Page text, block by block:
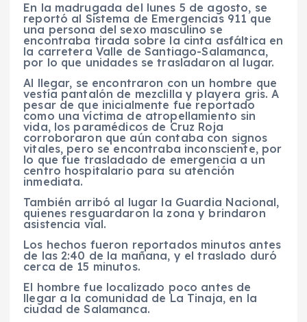
En la madrugada del lunes 5 de agosto, se
reportó al Sistema de Emergencias 911 que
una persona del sexo masculino se
encontraba tirada sobre la cinta asfáltica en
la carretera Valle de Santiago-Salamanca,
por lo que unidades se trasladaron al lugar.
Al llegar, se encontraron con un hombre que
vestía pantalón de mezclilla y playera gris. A
pesar de que inicialmente fue reportado
como una víctima de atropellamiento sin
vida, los paramédicos de Cruz Roja
corroboraron que aún contaba con signos
vitales, pero se encontraba inconsciente, por
lo que fue trasladado de emergencia a un
centro hospitalario para su atención
inmediata.
También arribó al lugar la Guardia Nacional,
quienes resguardaron la zona y brindaron
asistencia vial.
Los hechos fueron reportados minutos antes
de las 2:40 de la mañana, y el traslado duró
cerca de 15 minutos.
El hombre fue localizado poco antes de
llegar a la comunidad de La Tinaja, en la
ciudad de Salamanca.